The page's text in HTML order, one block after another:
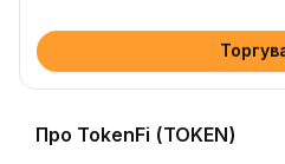
Про TokenFi (TOKEN)